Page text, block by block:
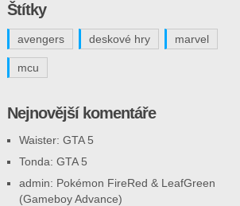
Štítky
avengers deskové hry marvel
mcu
Nejnovější komentáře
Waister: GTA 5
Tonda: GTA 5
admin: Pokémon FireRed & LeafGreen
(Gameboy Advance)